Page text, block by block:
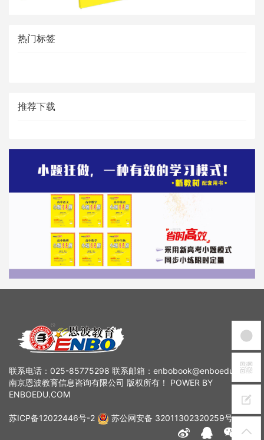
热门标签
推荐下载
联系电话：025-85775298 联系邮箱：enbobook@enboedu.com
南京恩波教育信息咨询有限公司 版权所有！ POWER BY
ENBOEDU.COM
苏ICP备12022446号-2 苏公网安备 32011302320259号